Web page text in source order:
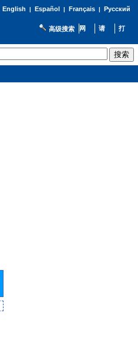
English | Español | Français| Русский
高级搜索